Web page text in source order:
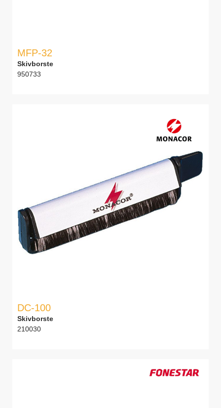
MFP-32
Skivborste
950733
DC-100
Skivborste
210030